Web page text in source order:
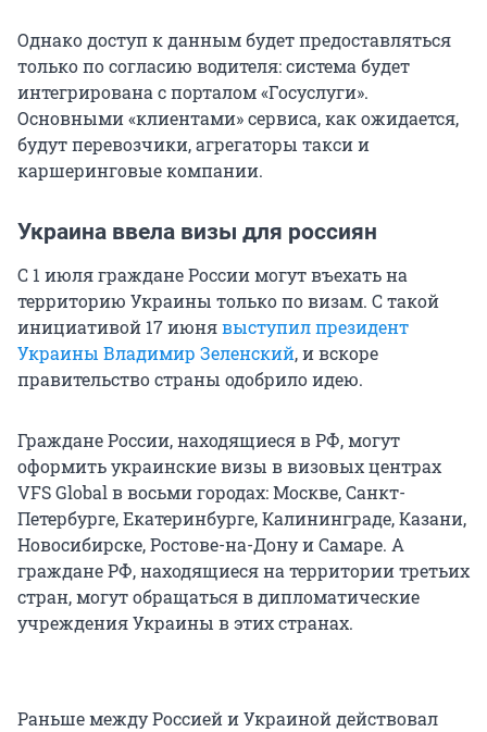
Однако доступ к данным будет предоставляться
только по согласию водителя: система будет
интегрирована с порталом «Госуслуги».
Основными «клиентами» сервиса, как ожидается,
будут перевозчики, агрегаторы такси и
каршеринговые компании.
Украина ввела визы для россиян
С 1 июля граждане России могут въехать на
территорию Украины только по визам. С такой
инициативой 17 июнявыступил президент
Украины Владимир Зеленский, и вскоре
правительство страны одобрило идею.
Граждане России, находящиеся в РФ, могут
оформить украинские визы в визовых центрах
VFS Global в восьми городах: Москве, Санкт-
Петербурге, Екатеринбурге, Калининграде, Казани,
Новосибирске, Ростове-на-Дону и Самаре. А
граждане РФ, находящиеся на территории третьих
стран, могут обращаться в дипломатические
учреждения Украины в этих странах.
Раньше между Россией и Украиной действовал